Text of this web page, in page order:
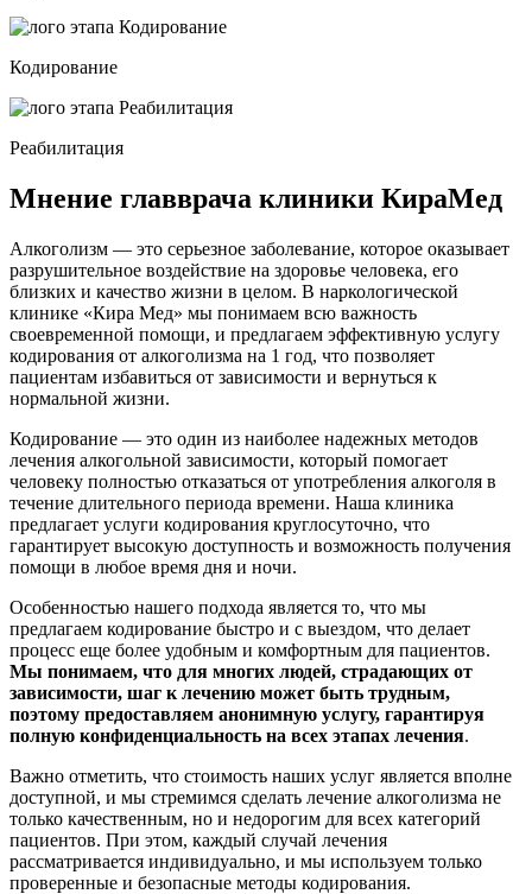
Кодирование
Реабилитация
Мнение главврача клиники КираМед
Алкоголизм — это серьезное заболевание, которое оказывает
разрушительное воздействие на здоровье человека, его
близких и качество жизни в целом. В наркологической
клинике «Кира Мед» мы понимаем всю важность
своевременной помощи, и предлагаем эффективную услугу
кодирования от алкоголизма на 1 год, что позволяет
пациентам избавиться от зависимости и вернуться к
нормальной жизни.
Кодирование — это один из наиболее надежных методов
лечения алкогольной зависимости, который помогает
человеку полностью отказаться от употребления алкоголя в
течение длительного периода времени. Наша клиника
предлагает услуги кодирования круглосуточно, что
гарантирует высокую доступность и возможность получения
помощи в любое время дня и ночи.
Особенностью нашего подхода является то, что мы
предлагаем кодирование быстро и с выездом, что делает
процесс еще более удобным и комфортным для пациентов.
Мы понимаем, что для многих людей, страдающих от
зависимости, шаг к лечению может быть трудным,
поэтому предоставляем анонимную услугу, гарантируя
полную конфиденциальность на всех этапах лечения.
Важно отметить, что стоимость наших услуг является вполне
доступной, и мы стремимся сделать лечение алкоголизма не
только качественным, но и недорогим для всех категорий
пациентов. При этом, каждый случай лечения
рассматривается индивидуально, и мы используем только
проверенные и безопасные методы кодирования.